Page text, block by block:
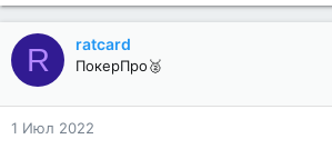
R ratcard
ПокерПро🥈
1 Июл 2022